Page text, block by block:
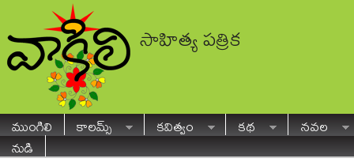
సాహిత్య పత్రిక
ముంగిలి కాలమ్స్ కవిత్వం కథ
నవల
నుడి